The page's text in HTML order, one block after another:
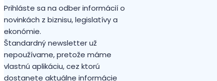
Prihláste sa na odber informácií o
novinkách z biznisu, legislatívy a
ekonómie.
Štandardný newsletter už
nepoužívame, pretože máme
vlastnú aplikáciu, cez ktorú
dostanete aktuálne informácie